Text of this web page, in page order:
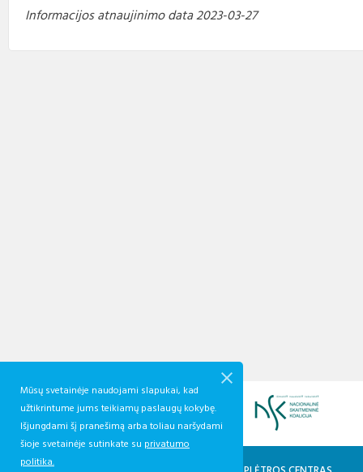
Mūsų svetainėje naudojami slapukai, kad
užtikrintume jums teikiamų paslaugų kokybę.
Išjungdami šį pranešimą arba toliau naršydami
šioje svetainėje sutinkate su privatumo
politika.
Informacijos atnaujinimo data 2023-03-27